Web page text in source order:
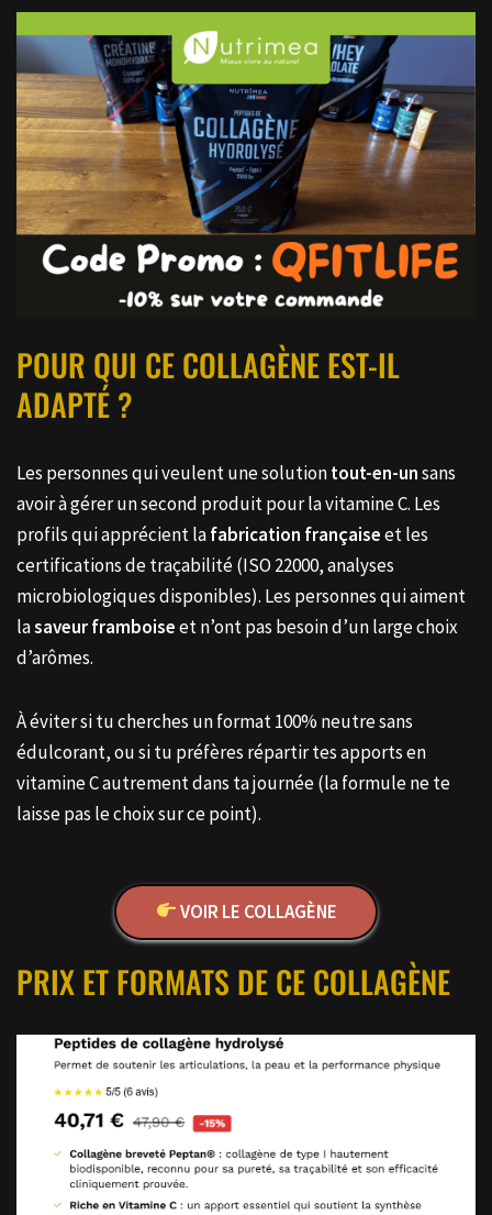
POUR QUI CE COLLAGÈNE EST-IL
ADAPTÉ ?
Les personnes qui veulent une solutiontout-en-unsans
avoir à gérer un second produit pour la vitamine C. Les
profils qui apprécient lafabrication françaiseet les
certifications de traçabilité (ISO 22000, analyses
microbiologiques disponibles). Les personnes qui aiment
lasaveur framboiseet n’ont pas besoin d’un large choix
d’arômes.
À éviter si tu cherches un format 100% neutre sans
édulcorant, ou si tu préfères répartir tes apports en
vitamine C autrement dans ta journée (la formule ne te
laisse pas le choix sur ce point).
VOIR LE COLLAGÈNE
PRIX ET FORMATS DE CE COLLAGÈNE